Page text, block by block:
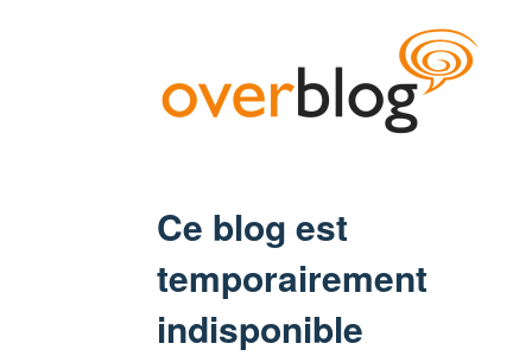
Ce blog est
temporairement
indisponible